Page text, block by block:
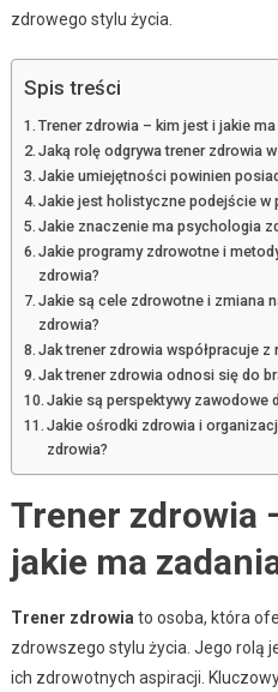
zdrowego stylu życia.
Spis treści
Trener zdrowia – kim jest i jakie
Jaką rolę odgrywa trener zdrowia
Jakie umiejętności powinien
Jakie jest holistyczne podejście w
Jakie znaczenie ma psychologia
Jakie programy zdrowotne i
zdrowia?
Jakie są cele zdrowotne i zmiana
zdrowia?
Jak trener zdrowia współpracuje
Jak trener zdrowia odnosi się do
Jakie są perspektywy zawodowe
Jakie ośrodki zdrowia i
zdrowia?
Trener zdrowia
jakie ma
Trener zdrowia to osoba, która
zdrowszego stylu życia. Jego rolą
ich zdrowotnych aspiracji.